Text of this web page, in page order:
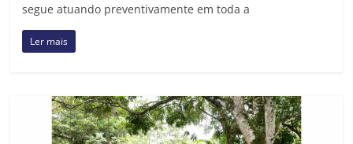
segue atuando preventivamente em toda a
Ler mais